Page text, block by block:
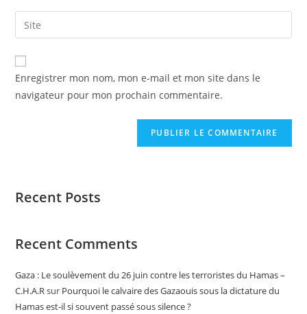
Enregistrer mon nom, mon e-mail et mon site dans le
navigateur pour mon prochain commentaire.
Recent Posts
Recent Comments
Gaza : Le soulèvement du 26 juin contre les terroristes du Hamas –
C.H.A.Rsur Pourquoi le calvaire des Gazaouis sous la dictature du
Hamas est-il si souvent passé sous silence ?